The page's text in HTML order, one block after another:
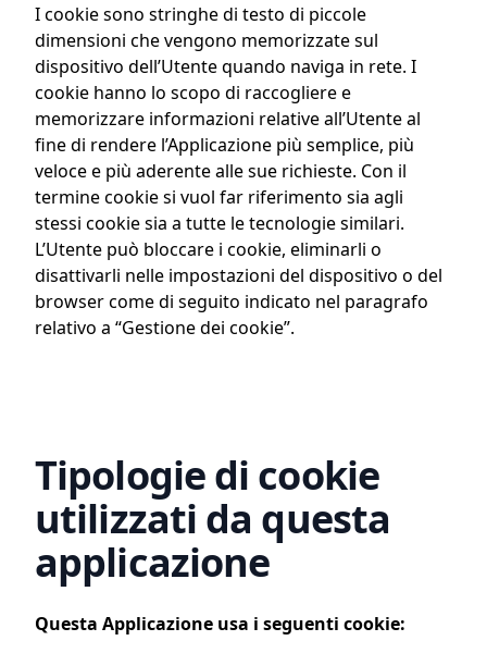
I cookie sono stringhe di testo di piccole
dimensioni che vengono memorizzate sul
dispositivo dell’Utente quando naviga in rete. I
cookie hanno lo scopo di raccogliere e
memorizzare informazioni relative all’Utente al
fine di rendere l’Applicazione più semplice, più
veloce e più aderente alle sue richieste. Con il
termine cookie si vuol far riferimento sia agli
stessi cookie sia a tutte le tecnologie similari.
L’Utente può bloccare i cookie, eliminarli o
disattivarli nelle impostazioni del dispositivo o del
browser come di seguito indicato nel paragrafo
relativo a “Gestione dei cookie”.
Tipologie di cookie
utilizzati da questa
applicazione
Questa Applicazione usa i seguenti cookie: